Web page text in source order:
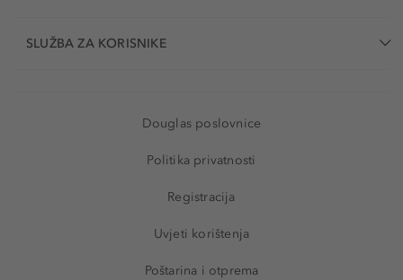
SLUŽBA ZA KORISNIKE
Douglas poslovnice
Politika privatnosti
Registracija
Uvjeti korištenja
Poštarina i otprema